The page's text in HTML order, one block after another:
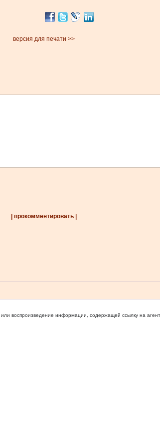
версия для печати >>
| прокомментировать |
воспроизведение информации, содержащей ссылку на